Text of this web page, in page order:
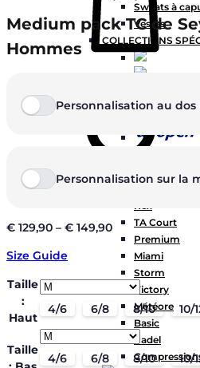
Sweats à
Vestes
COLLECTIONS
COLLECTIONS
Rex
TA Court
Premium
Miami
Storm
Victory
Météore
Basic
Padel
Medium pack TC de
Hommes
Personnalisation au dos
Personnalisation sur la
€ 129,90 – € 149,90
Size Guide
Taille
:
Haut
4/6 6/8 8/10 10/
Taille
4/6 6/8 8/10 10/